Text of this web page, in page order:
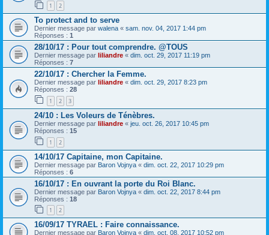
1 2
To protect and to serve
Dernier message par walena « sam. nov. 04, 2017 1:44 pm
Réponses : 1
28/10/17 : Pour tout comprendre. @TOUS
Dernier message par liliandre « dim. oct. 29, 2017 11:19 pm
Réponses : 7
22/10/17 : Chercher la Femme.
Dernier message par liliandre « dim. oct. 29, 2017 8:23 pm
Réponses : 28
1 2 3
24/10 : Les Voleurs de Ténèbres.
Dernier message par liliandre « jeu. oct. 26, 2017 10:45 pm
Réponses : 15
1 2
14/10/17 Capitaine, mon Capitaine.
Dernier message par Baron Vojnya « dim. oct. 22, 2017 10:29 pm
Réponses : 6
16/10/17 : En ouvrant la porte du Roi Blanc.
Dernier message par Baron Vojnya « dim. oct. 22, 2017 8:44 pm
Réponses : 18
1 2
16/09/17 TYRAEL : Faire connaissance.
Dernier message par Baron Vojnya « dim. oct. 08, 2017 10:52 pm